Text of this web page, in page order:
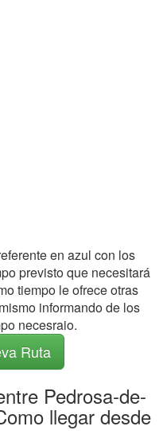
en azul con los
previsto que necesitará
tiempo le ofrece otras
informando de los
necesraio.
Ruta
Pedrosa-de-
llegar desde